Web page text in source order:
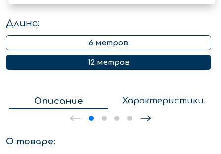
Длина:
6 метров
12 метров
Описание Характеристики
О товаре: